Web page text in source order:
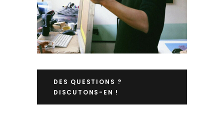
DES QUESTIONS ?
DISCUTONS-EN !